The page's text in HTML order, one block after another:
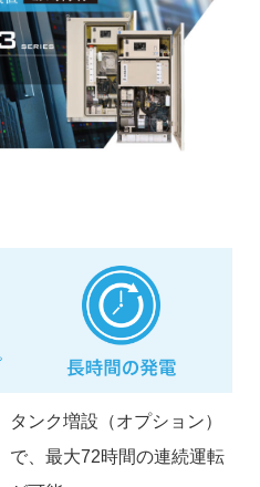
タンク増設（オプション）
で、最大72時間の連続運転